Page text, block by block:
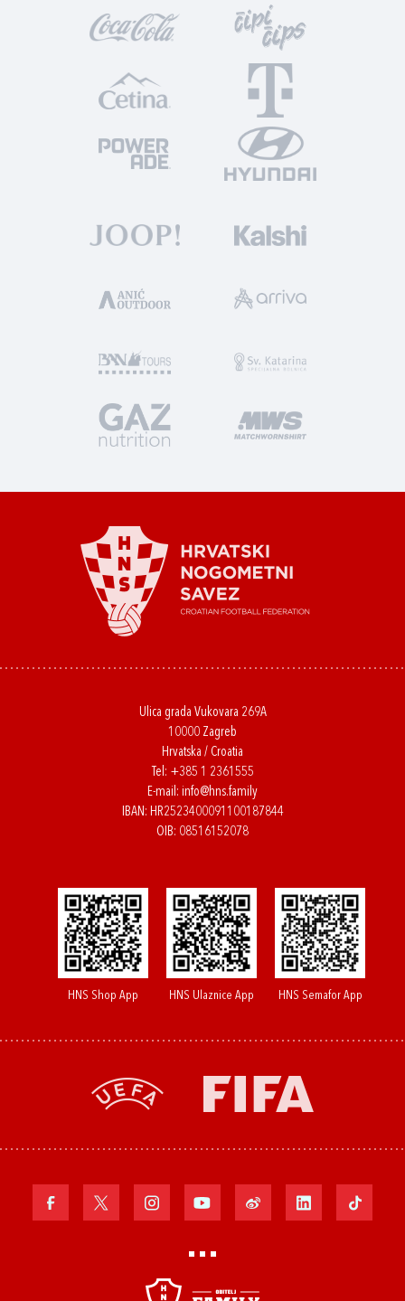
Ulica grada Vukovara 269A
10000 Zagreb
Hrvatska / Croatia
Tel: +385 1 2361555
E-mail: info@hns.family
IBAN: HR2523400091100187844
OIB: 08516152078
HNS Shop App HNS Ulaznice App HNS Semafor App